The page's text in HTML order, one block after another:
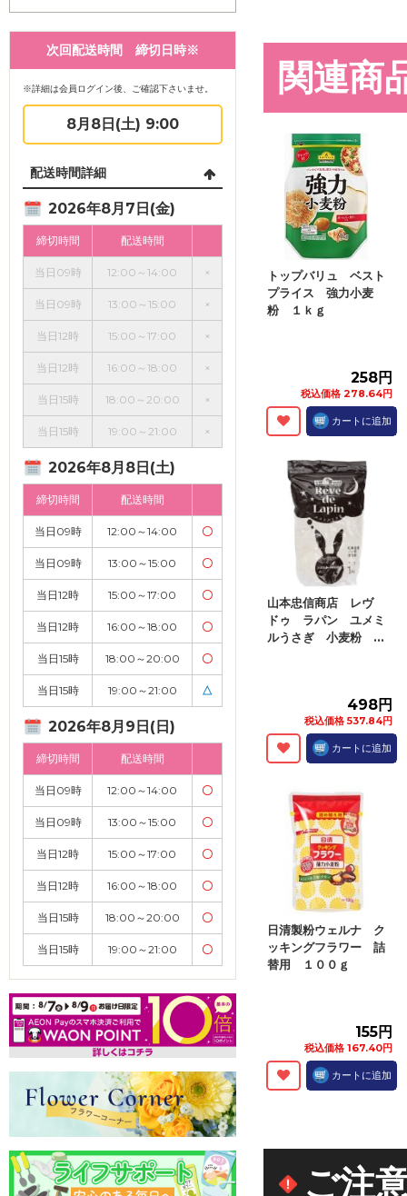
次回配送時間 締切日時※
※詳細は会員ログイン後、ご確認下さいませ。
8月8日(土) 9:00
配送時間詳細
2026年8月7日(金)
締切時間 配送時間
当日09時 12:00～14:00 ×
当日09時 13:00～15:00 ×
当日12時 15:00～17:00 ×
当日12時 16:00～18:00 ×
当日15時 18:00～20:00 ×
当日15時 19:00～21:00 ×
2026年8月8日(土)
締切時間 配送時間
当日09時 12:00～14:00 〇
当日09時 13:00～15:00 〇
当日12時 15:00～17:00 〇
当日12時 16:00～18:00 〇
当日15時 18:00～20:00 〇
当日15時 19:00～21:00 △
2026年8月9日(日)
締切時間 配送時間
当日09時 12:00～14:00 〇
当日09時 13:00～15:00 〇
当日12時 15:00～17:00 〇
当日12時 16:00～18:00 〇
当日15時 18:00～20:00 〇
当日15時 19:00～21:00 〇
関連商
トップバリュ ベスト
プライス 強力小麦
粉 １ｋｇ
258円
税込価格 278.64円
カートに追加
山本忠信商店 レヴ
ドゥ ラパン ユメミ
ルうさぎ 小麦粉 ...
498円
税込価格 537.84円
カートに追加
日清製粉ウェルナ ク
ッキングフラワー 詰
替用 １００ｇ
155円
税込価格 167.40円
カートに追加
ご注